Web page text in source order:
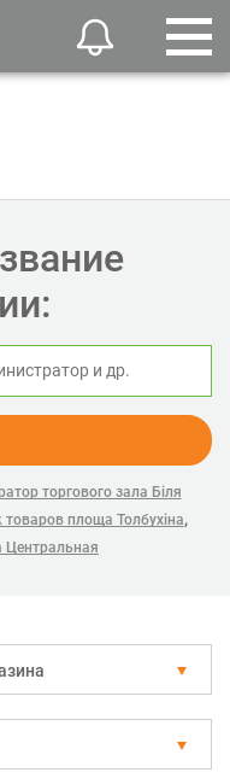
торгового зала Біля
площа Толбухіна,
Центральная